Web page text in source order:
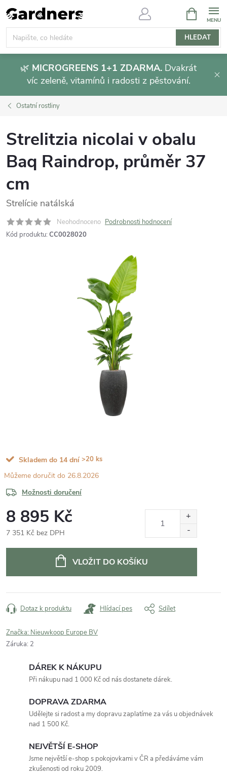
Přejít
na
obsah
HLEDAT
NÁKUPNÍ
KOŠÍK
🌿 MICROGREENS 1+1 ZDARMA. Dvakrát
víc zeleně, vitamínů i radosti z pěstování.
Ostatní rostliny
Strelitzia nicolai v obalu
Baq Raindrop, průměr 37
cm
Strelície natálská
Neohodnoceno Podrobnosti hodnocení
Kód produktu: CC0028020
Skladem do 14 dní >20 ks
26.8.2026
Možnosti doručení
8 895 Kč
7 351 Kč bez DPH
VLOŽIT DO KOŠÍKU
Dotaz k produktu Hlídací pes Sdílet
Značka: Nieuwkoop Europe BV
Záruka: 2
DÁREK K NÁKUPU
Při nákupu nad 1 000 Kč od nás dostanete dárek.
DOPRAVA ZDARMA
Udělejte si radost a my dopravu zaplatíme za vás u objednávek
nad 1 500 Kč.
NEJVĚTŠÍ E-SHOP
Jsme největší e-shop s pokojovkami v ČR a předáváme vám
zkušenosti od roku 2009.